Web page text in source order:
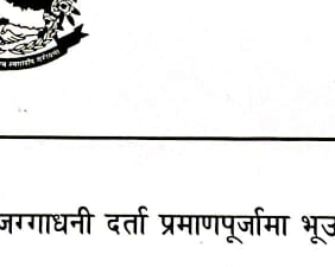
नं. ९८४१६४५३५६ (टोल
शव बहान चालकको नं.
सम्पर्क नं. ९८४१६४५३५६ (टोल फ्रि
शव बहान चालकको नं. ९८४९५०५६००